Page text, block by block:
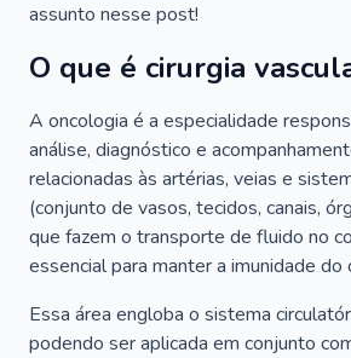
assunto nesse post!
O que é cirurgia
A oncologia é a especialidade
análise, diagnóstico e
relacionadas às artérias, veias e
(conjunto de vasos, tecidos, canais,
que fazem o transporte de fluido no
essencial para manter a imunidade do
Essa área engloba o sistema
podendo ser aplicada em conjunto